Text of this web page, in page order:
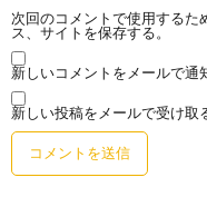
次回のコメントで使用するた
ス、サイトを保存する。
新しいコメントをメールで通
新しい投稿をメールで受け取